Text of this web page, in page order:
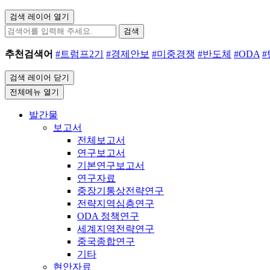
검색 레이어 열기
검색
추천검색어 #트럼프2기 #경제안보 #미중경쟁 #반도체 #ODA #
검색 레이어 닫기
전체메뉴 열기
발간물
보고서
전체보고서
연구보고서
기본연구보고서
연구자료
중장기통상전략연구
전략지역심층연구
ODA 정책연구
세계지역전략연구
중국종합연구
기타
현안자료